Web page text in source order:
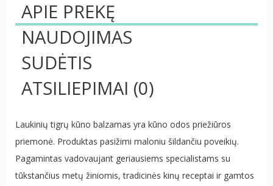
APIE PREKĘ
NAUDOJIMAS
SUDĖTIS
ATSILIEPIMAI (0)
Laukinių tigrų kūno balzamas yra kūno odos priežiūros
priemonė. Produktas pasižimi maloniu šildančiu poveikių.
Pagamintas vadovaujant geriausiems specialistams su
tūkstančius metų žiniomis, tradicinės kinų receptai ir gamtos